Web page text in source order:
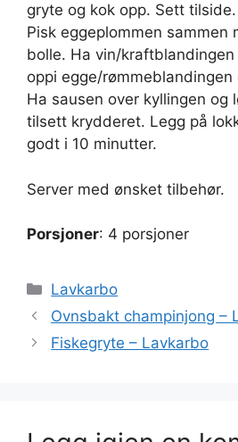
gryte og kok opp. Sett tilside.
Pisk eggeplommen sammen
bolle. Ha vin/
oppi egge/
Ha sausen over kyllingen og
tilsett krydderet. Legg på
godt i 10 minutter.
Server med ønsket tilbehør.
Porsjoner: 4 porsjoner
Kategorier
Lavkarbo
Ovnsbakt champinjong –
Fiskegryte – Lavkarbo